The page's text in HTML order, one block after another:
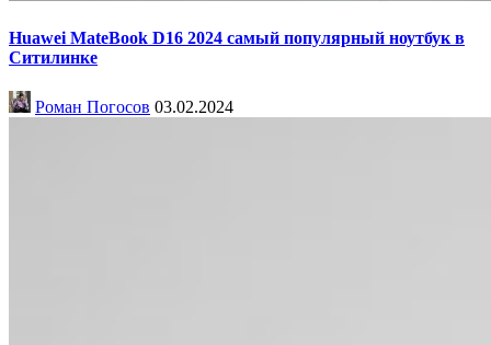
Huawei MateBook D16 2024 самый популярный ноутбук в
Ситилинке
Роман Погосов 03.02.2024